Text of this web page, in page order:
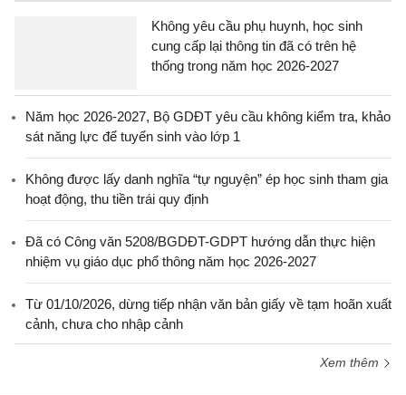
Không yêu cầu phụ huynh, học sinh
cung cấp lại thông tin đã có trên hệ
thống trong năm học 2026-2027
Năm học 2026-2027, Bộ GDĐT yêu cầu không kiểm tra, khảo
sát năng lực để tuyển sinh vào lớp 1
Không được lấy danh nghĩa “tự nguyện” ép học sinh tham gia
hoạt động, thu tiền trái quy định
Đã có Công văn 5208/BGDĐT-GDPT hướng dẫn thực hiện
nhiệm vụ giáo dục phổ thông năm học 2026-2027
Từ 01/10/2026, dừng tiếp nhận văn bản giấy về tạm hoãn xuất
cảnh, chưa cho nhập cảnh
Xem thêm